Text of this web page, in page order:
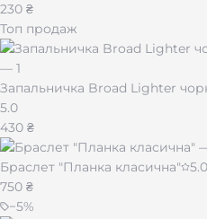
230 ₴
Топ продаж
Запальничка Broad Lighter
5.0
430 ₴
Браслет "Планка класична"
5.0
750 ₴
−5%